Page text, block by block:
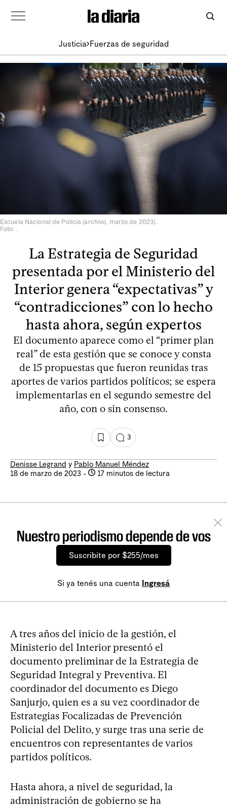
Justicia Fuerzas de seguridad
Escuela Nacional de Policía (archivo, marzo de 2023).
Foto: .
La Estrategia de Seguridad
presentada por el Ministerio del
Interior genera “expectativas” y
“contradicciones” con lo hecho
hasta ahora, según expertos
El documento aparece como el “primer plan
real” de esta gestión que se conoce y consta
de 15 propuestas que fueron reunidas tras
aportes de varios partidos políticos; se espera
implementarlas en el segundo semestre del
año, con o sin consenso.
3
Denisse Legrand y Pablo Manuel Méndez
18 de marzo de 2023 - 17 minutos de lectura
Nuestro periodismo depende de vos
Suscribite por $255/mes
Si ya tenés una cuenta Ingresá
A tres años del inicio de la gestión, el
Ministerio del Interior presentó el
documento preliminar de la Estrategia de
Seguridad Integral y Preventiva. El
coordinador del documento es Diego
Sanjurjo, quien es a su vez coordinador de
Estrategias Focalizadas de Prevención
Policial del Delito, y surge tras una serie de
encuentros con representantes de varios
partidos políticos.
Hasta ahora, a nivel de seguridad, la
administración de gobierno se ha